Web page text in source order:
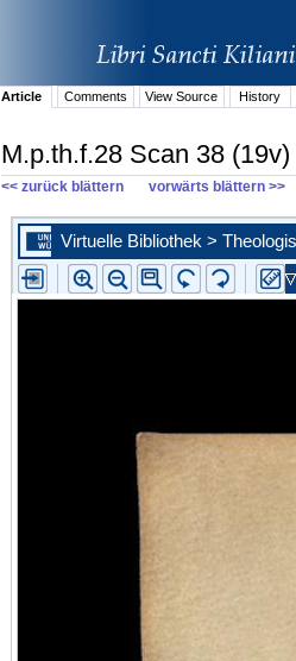
Article Comments View Source History
M.p.th.f.28 Scan 38 (19v)
<< zurück blättern vorwärts blättern >>